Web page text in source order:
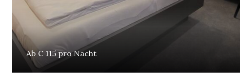
Ab € 115 pro Nacht